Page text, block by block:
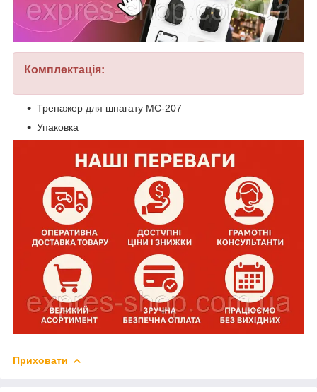
Комплектація:
Тренажер для шпагату MC-207
Упаковка
Приховати